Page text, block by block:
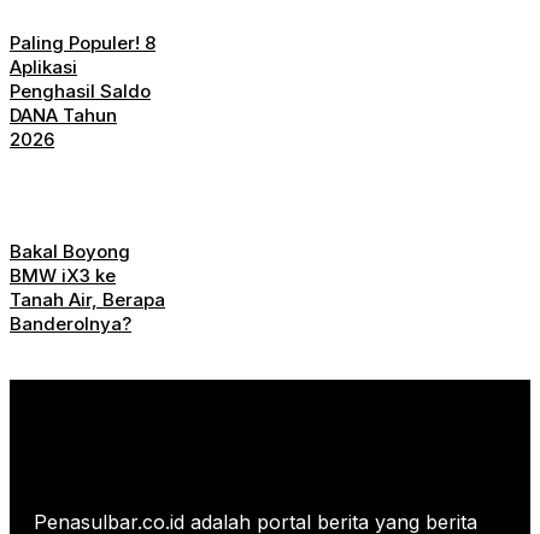
Paling Populer! 8
Aplikasi
Penghasil Saldo
DANA Tahun
2026
Bakal Boyong
BMW iX3 ke
Tanah Air, Berapa
Banderolnya?
Penasulbar.co.id adalah portal berita yang berita